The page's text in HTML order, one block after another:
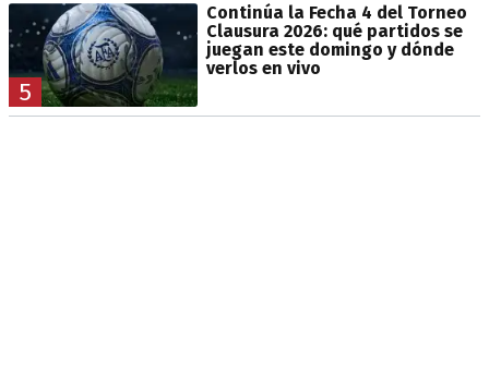
5
Continúa la Fecha 4 del Torneo
Clausura 2026: qué partidos se
juegan este domingo y dónde
verlos en vivo